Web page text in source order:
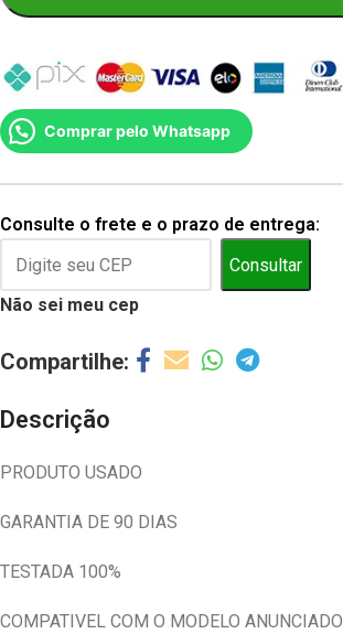
Comprar pelo Whatsapp
Consulte o frete e o prazo de entrega:
Consultar
Não sei meu cep
Descrição
PRODUTO USADO
GARANTIA DE 90 DIAS
TESTADA 100%
COMPATIVEL COM O MODELO ANUNCIADO